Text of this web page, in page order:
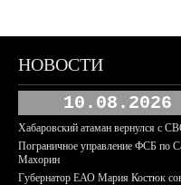
НОВОСТИ
10.08.2026
Хабаровский атаман вернулся с
Пограничное управление ФСБ по
Махорин
Губернатор ЕАО Мария Костюк